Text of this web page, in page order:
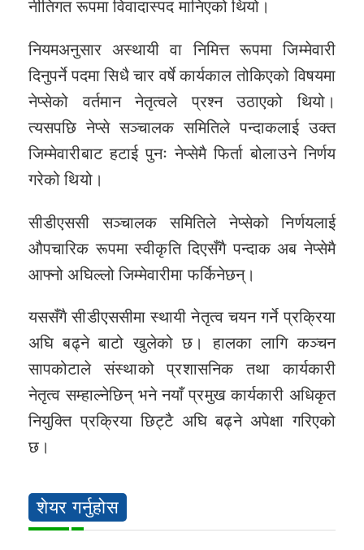
नीतिगत रूपमा विवादास्पद मानिएको थियो।
नियमअनुसार अस्थायी वा निमित्त रूपमा जिम्मेवारी
दिनुपर्ने पदमा सिधै चार वर्षे कार्यकाल तोकिएको विषयमा
नेप्सेको वर्तमान नेतृत्वले प्रश्न उठाएको थियो।
त्यसपछि नेप्से सञ्चालक समितिले पन्दाकलाई उक्त
जिम्मेवारीबाट हटाई पुनः नेप्सेमै फिर्ता बोलाउने निर्णय
गरेको थियो।
सीडीएससी सञ्चालक समितिले नेप्सेको निर्णयलाई
औपचारिक रूपमा स्वीकृति दिएसँगै पन्दाक अब नेप्सेमै
आफ्नो अघिल्लो जिम्मेवारीमा फर्किनेछन्।
यससँगै सीडीएससीमा स्थायी नेतृत्व चयन गर्ने प्रक्रिया
अघि बढ्ने बाटो खुलेको छ। हालका लागि कञ्चन
सापकोटाले संस्थाको प्रशासनिक तथा कार्यकारी
नेतृत्व सम्हाल्नेछिन् भने नयाँ प्रमुख कार्यकारी अधिकृत
नियुक्ति प्रक्रिया छिट्टै अघि बढ्ने अपेक्षा गरिएको
छ।
शेयर गर्नुहोस